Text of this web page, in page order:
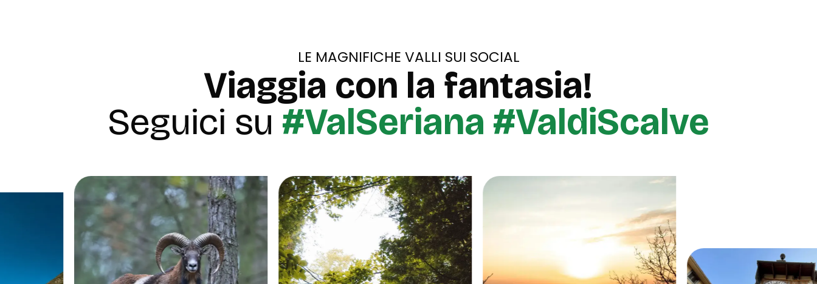
LE MAGNIFICHE VALLI SUI SOCIAL
Viaggia con la fantasia!
Seguici su #ValSeriana #ValdiScalve